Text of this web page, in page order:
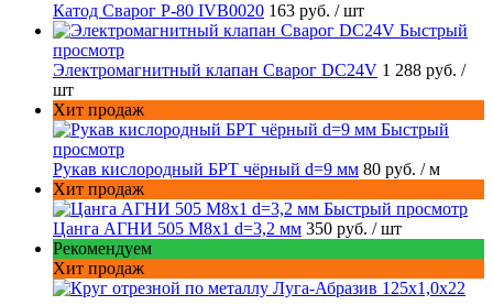
Катод Сварог P-80 IVB0020 163 руб. / шт
Быстрый
просмотр
Электромагнитный клапан Сварог DC24V 1 288 руб. /
шт
Хит продаж
Быстрый
просмотр
Рукав кислородный БРТ чёрный d=9 мм 80 руб. / м
Хит продаж
Быстрый просмотр
Цанга АГНИ 505 М8х1 d=3,2 мм 350 руб. / шт
Рекомендуем
Хит продаж